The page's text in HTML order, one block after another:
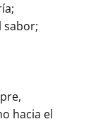
sabor;
hacia el